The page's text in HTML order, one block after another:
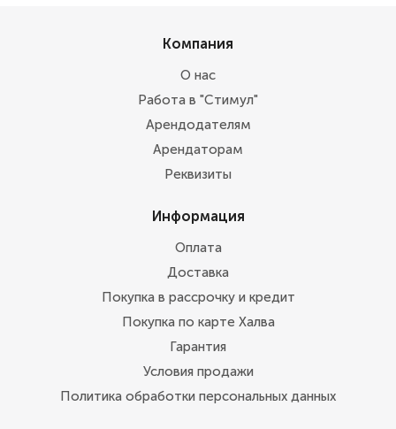
Компания
О нас
Работа в "Стимул"
Арендодателям
Арендаторам
Реквизиты
Информация
Оплата
Доставка
Покупка в рассрочку и кредит
Покупка по карте Халва
Гарантия
Условия продажи
Политика обработки персональных данных